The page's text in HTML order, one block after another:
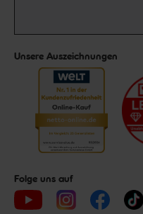
Unsere Auszeichnungen
Folge uns auf